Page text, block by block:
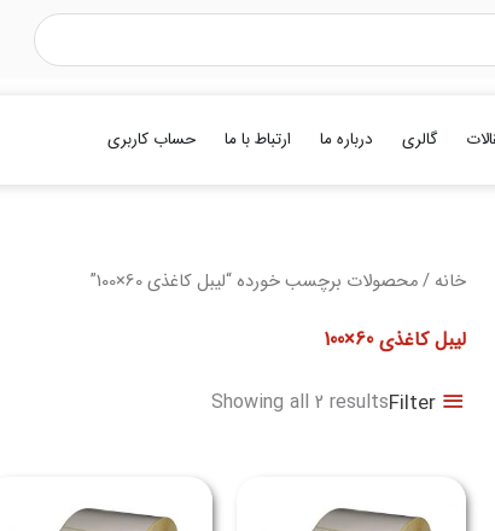
گالری درباره ما ارتباط با ما حساب کاربری
خانه / محصولات برچسب خورده “لیبل کاغذی 60×100”
لیبل کاغذی 60×100
Filter
Showing all 2 results
Sorted
by